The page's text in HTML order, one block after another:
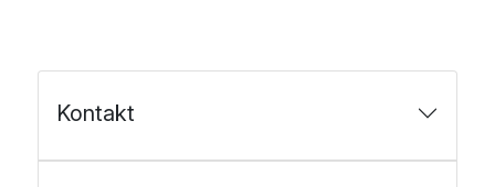
Kontakt